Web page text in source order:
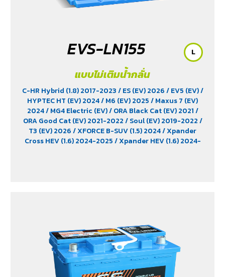
EVS-LN155
แบบไม่เติมน้ำกลั่น
C-HR Hybrid (1.8) 2017-2023/ ES (EV) 2026/ EV5 (EV)/
HYPTEC HT (EV) 2024/ M6 (EV) 2025/ Maxus 7 (EV)
2024/ MG4 Electric (EV)/ ORA Black Cat (EV) 2021/
ORA Good Cat (EV) 2021-2022/ Soul (EV) 2019-2022/
T3 (EV) 2026/ XFORCE B-SUV (1.5) 2024/ Xpander
Cross HEV (1.6) 2024-2025/ Xpander HEV (1.6) 2024-
L